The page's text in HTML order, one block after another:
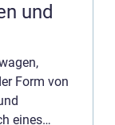
und
Form von
eines